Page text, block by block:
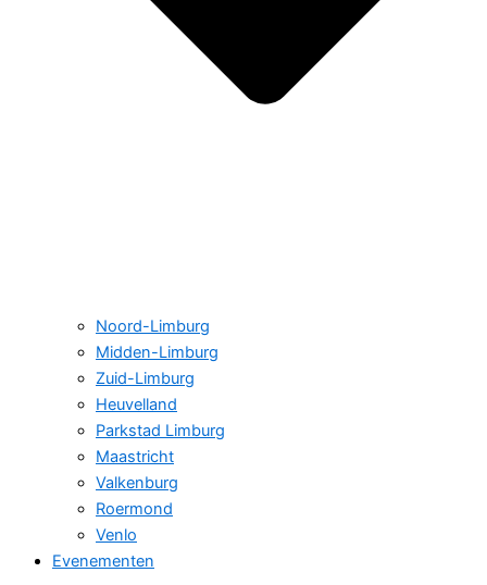
Noord-Limburg
Midden-Limburg
Zuid-Limburg
Heuvelland
Parkstad Limburg
Maastricht
Valkenburg
Roermond
Venlo
Evenementen